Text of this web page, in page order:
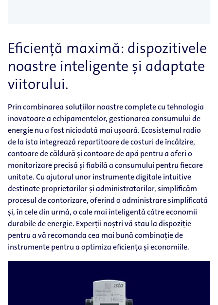
Eficiență maximă: dispozitivele
noastre inteligente și adaptate
viitorului.
Prin combinarea soluțiilor noastre complete cu tehnologia
inovatoare a echipamentelor, gestionarea consumului de
energie nu a fost niciodată mai ușoară. Ecosistemul radio
de la ista integrează repartitoare de costuri de încălzire,
contoare de căldură și contoare de apă pentru a oferi o
monitorizare precisă și fiabilă a consumului pentru fiecare
unitate. Cu ajutorul unor instrumente digitale intuitive
destinate proprietarilor și administratorilor, simplificăm
procesul de contorizare, oferind o administrare simplificată
și, în cele din urmă, o cale mai inteligentă către economii
durabile de energie. Experții noștri vă stau la dispoziție
pentru a vă recomanda cea mai bună combinație de
instrumente pentru a optimiza eficiența și economiile.